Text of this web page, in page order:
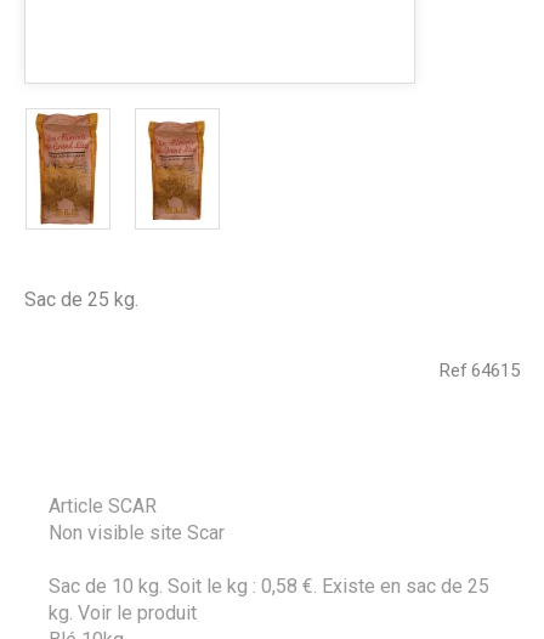
Ref64615
Sac de 25 kg.
Article SCAR
Non visible site Scar
Sac de 10 kg. Soit le kg : 0,58 €. Existe en sac de 25
kg. Voir le produit